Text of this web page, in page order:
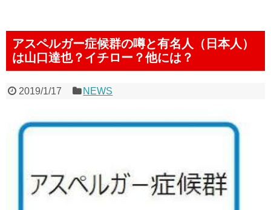
アスペルガー症候群の噂と有名人（日本人）
は山口達也？イチロー？他には？
2019/1/17 NEWS